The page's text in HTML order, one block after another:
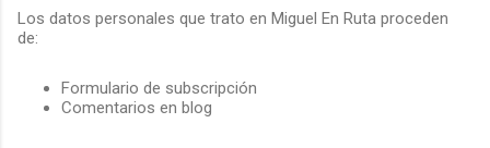
Los datos personales que trato en Miguel En Ruta proceden
de:
Formulario de subscripción
Comentarios en blog